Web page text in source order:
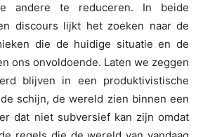
te reduceren. In beide
discours lijkt het zoeken naar de
die de huidige situatie en de
ons onvoldoende. Laten we zeggen
blijven in een produktivistische
schijn, de wereld zien binnen een
dat niet subversief kan zijn omdat